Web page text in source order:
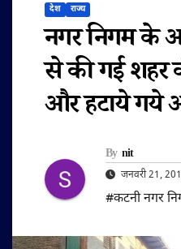
देश राज्य
नगर निगम के
से की गई शहर
और हटाये गये
By nit
जनवरी 21,
#कटनी नगर